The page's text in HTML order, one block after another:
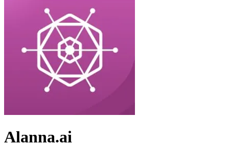
Alanna.ai